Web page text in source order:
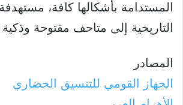
المستدامة بأشكالها كافة،
التاريخية إلى متاحف مفتوحة
المصادر
الجهاز القومي للتنسيق الحضاري